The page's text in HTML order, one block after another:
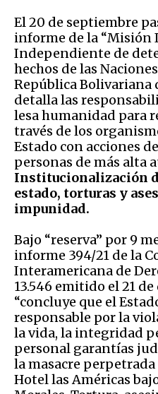
El 20 de septiembre
informe de la
Independiente de
hechos de las
República Bolivariana
detalla las
lesa humanidad para
través de los
Estado con acciones
personas de más alta
Institucionalización
estado, torturas y
impunidad.
Bajo “reserva” por 9
informe 394/21 de la
Interamericana de
13.546 emitido el 21
“concluye que el
responsable por la
la vida, la integridad
personal garantías
la masacre
Hotel las Américas